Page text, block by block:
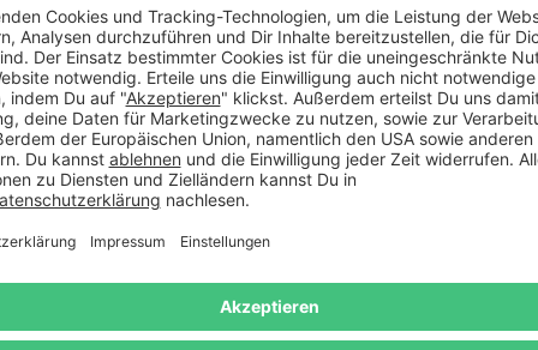
Wird oft zusammen gekauft